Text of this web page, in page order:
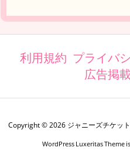
利用規約 プライバ
広告掲
Copyright ©2026 ジャニーズチケッ
WordPress Luxeritas Theme